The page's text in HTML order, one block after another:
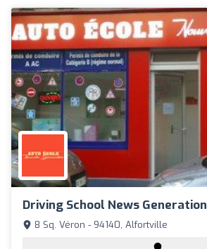
Driving School News Generation
8 Sq. Véron - 94140, Alfortville